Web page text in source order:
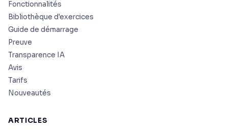
Fonctionnalités
Bibliothèque d'exercices
Guide de démarrage
Preuve
Transparence IA
Avis
Tarifs
Nouveautés
ARTICLES